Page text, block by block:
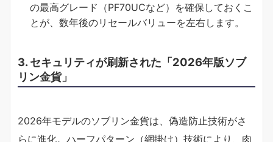
の最高グレード（PF70UCなど）を確保しておくこ
とが、数年後のリセールバリューを左右します。
3. セキュリティが刷新された「2026年版ソブ
リン金貨」
2026年モデルのソブリン金貨は、偽造防止技術がさ
らに進化。ハーフパターン（網掛け）技術により、肉